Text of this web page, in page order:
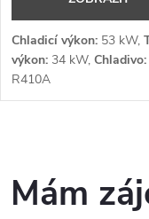
Chladicí výkon: 53 kW,
výkon: 34 kW, Chladivo:
R410A
v
Mám